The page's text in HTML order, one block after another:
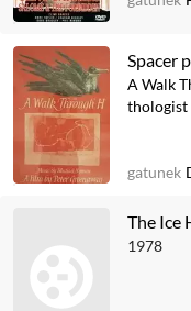
Spacer
A Walk
thologist
gatunek
The Ice
1978